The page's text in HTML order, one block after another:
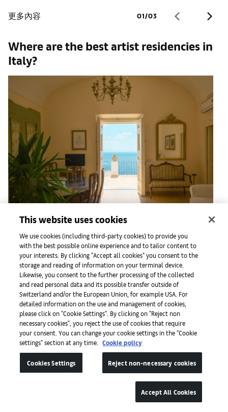
更多內容 01/03
Where are the best artist residencies in
Italy?
From the Piedmontese alps to the Amalfi Coast, here are
the top 10 spots
瀏覽
巴塞爾藝術展
This website uses cookies
We use cookies (including third-party cookies) to provide you
with the best possible online experience and to tailor content to
your interests. By clicking "Accept all cookies" you consent to the
storage and reading of information on your terminal device.
Likewise, you consent to the further processing of the collected
and read personal data and its possible transfer outside of
Switzerland and/or the European Union, for example USA. For
detailed information on the use and management of cookies,
please click on "Cookie Settings". By clicking on "Reject non
necessary cookies", you reject the use of cookies that require
your consent. You can change your cookie settings in the "Cookie
settings" section at any time.
Cookie policy
Cookies Settings Reject non-necessary cookies
Accept All Cookies